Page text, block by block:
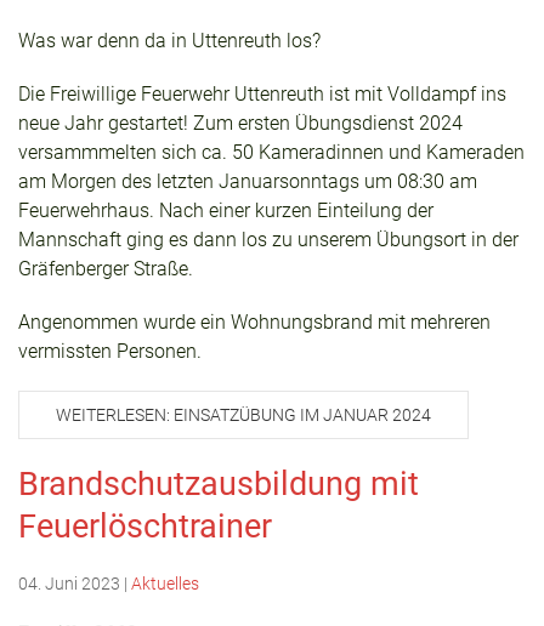
Was war denn da in Uttenreuth los?
Die Freiwillige Feuerwehr Uttenreuth ist mit Volldampf ins
neue Jahr gestartet! Zum ersten Übungsdienst 2024
versammmelten sich ca. 50 Kameradinnen und Kameraden
am Morgen des letzten Januarsonntags um 08:30 am
Feuerwehrhaus. Nach einer kurzen Einteilung der
Mannschaft ging es dann los zu unserem Übungsort in der
Gräfenberger Straße.
Angenommen wurde ein Wohnungsbrand mit mehreren
vermissten Personen.
WEITERLESEN: EINSATZÜBUNG IM JANUAR 2024
Brandschutzausbildung mit
Feuerlöschtrainer
04. Juni 2023 | Aktuelles